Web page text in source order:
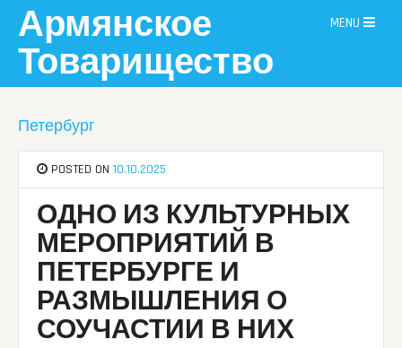
content
Армянское
Товарищество
MENU
Петербург
POSTED ON10.10.2025
ОДНО ИЗ КУЛЬТУРНЫХ
МЕРОПРИЯТИЙ В
ПЕТЕРБУРГЕ И
РАЗМЫШЛЕНИЯ О
СОУЧАСТИИ В НИХ